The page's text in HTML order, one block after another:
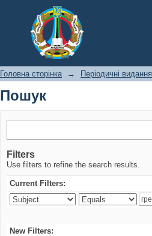
Головна сторінка → Періодичні видання
Пошук
Filters
Use filters to refine the search results.
Current Filters:
New Filters: